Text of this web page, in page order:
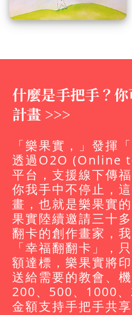
什麼是手把手？
計畫 >>>
「樂果實，」發揮
透過O2O (Online
平台，支援線下傳
你我手中不停止，
畫，也就是樂果實
果實陸續邀請三十
翻卡的創作畫家，
「幸福翻翻卡」，
額達標，樂果實將
送給需要的教會、
200、500、1000
金額支持手把手共享